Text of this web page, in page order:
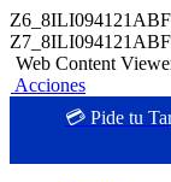
Web Content
Acciones
💳 Pide tu